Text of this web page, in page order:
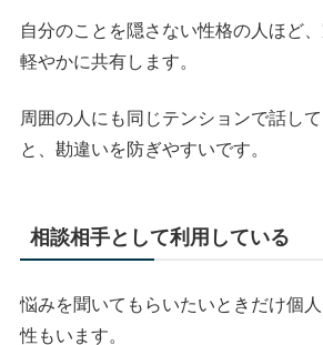
自分のことを隠さない性格の人ほど
軽やかに共有します。
周囲の人にも同じテンションで話し
と、勘違いを防ぎやすいです。
相談相手として利用している
悩みを聞いてもらいたいときだけ個
性もいます。